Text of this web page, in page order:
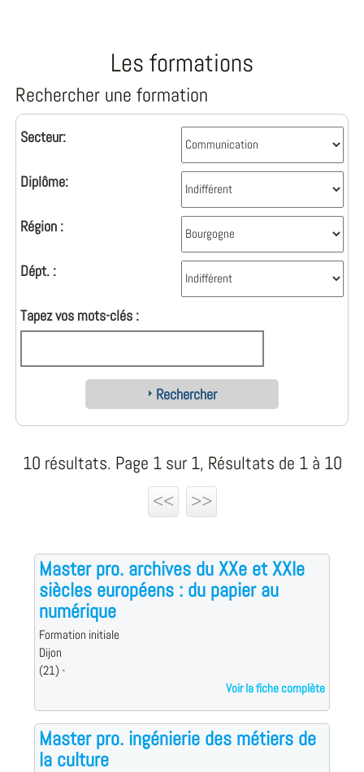
Les formations
Rechercher une formation
Secteur:
Diplôme:
Région :
Dépt. :
Tapez vos mots-clés :
Rechercher
10 résultats. Page 1 sur 1, Résultats de 1 à 10
<<
>>
Master pro. archives du XXe et XXIe
siècles européens : du papier au
numérique
Formation initiale
Dijon
(21) -
Voir la fiche complète
Master pro. ingénierie des métiers de
la culture